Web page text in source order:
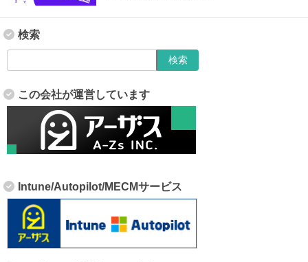
検索
この会社が運営しています
Intune/Autopilot/MECMサービス